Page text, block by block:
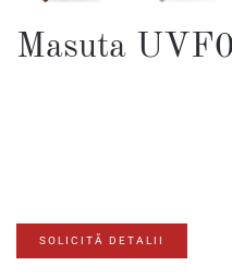
Masuta
SOLICITĂ DETALII